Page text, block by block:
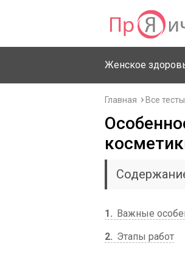
Женское
Главная Все тесты
1
Важные
2
Этапы работ